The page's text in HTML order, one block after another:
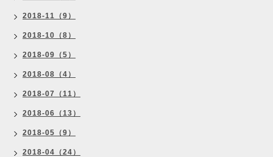
2018-11（9）
2018-10（8）
2018-09（5）
2018-08（4）
2018-07（11）
2018-06（13）
2018-05（9）
2018-04（24）